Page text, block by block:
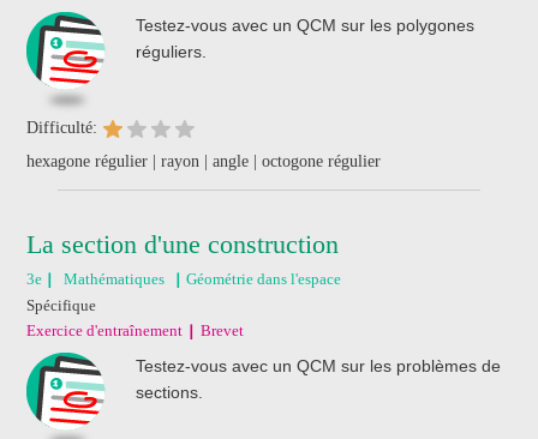
Testez-vous avec un QCM sur les polygones
réguliers.
Difficulté:
hexagone régulier | rayon | angle | octogone régulier
La section d'une construction
3e Mathématiques
Géométrie dans l'espace
Spécifique
Exercice d'entraînement
Brevet
Testez-vous avec un QCM sur les problèmes de
sections.